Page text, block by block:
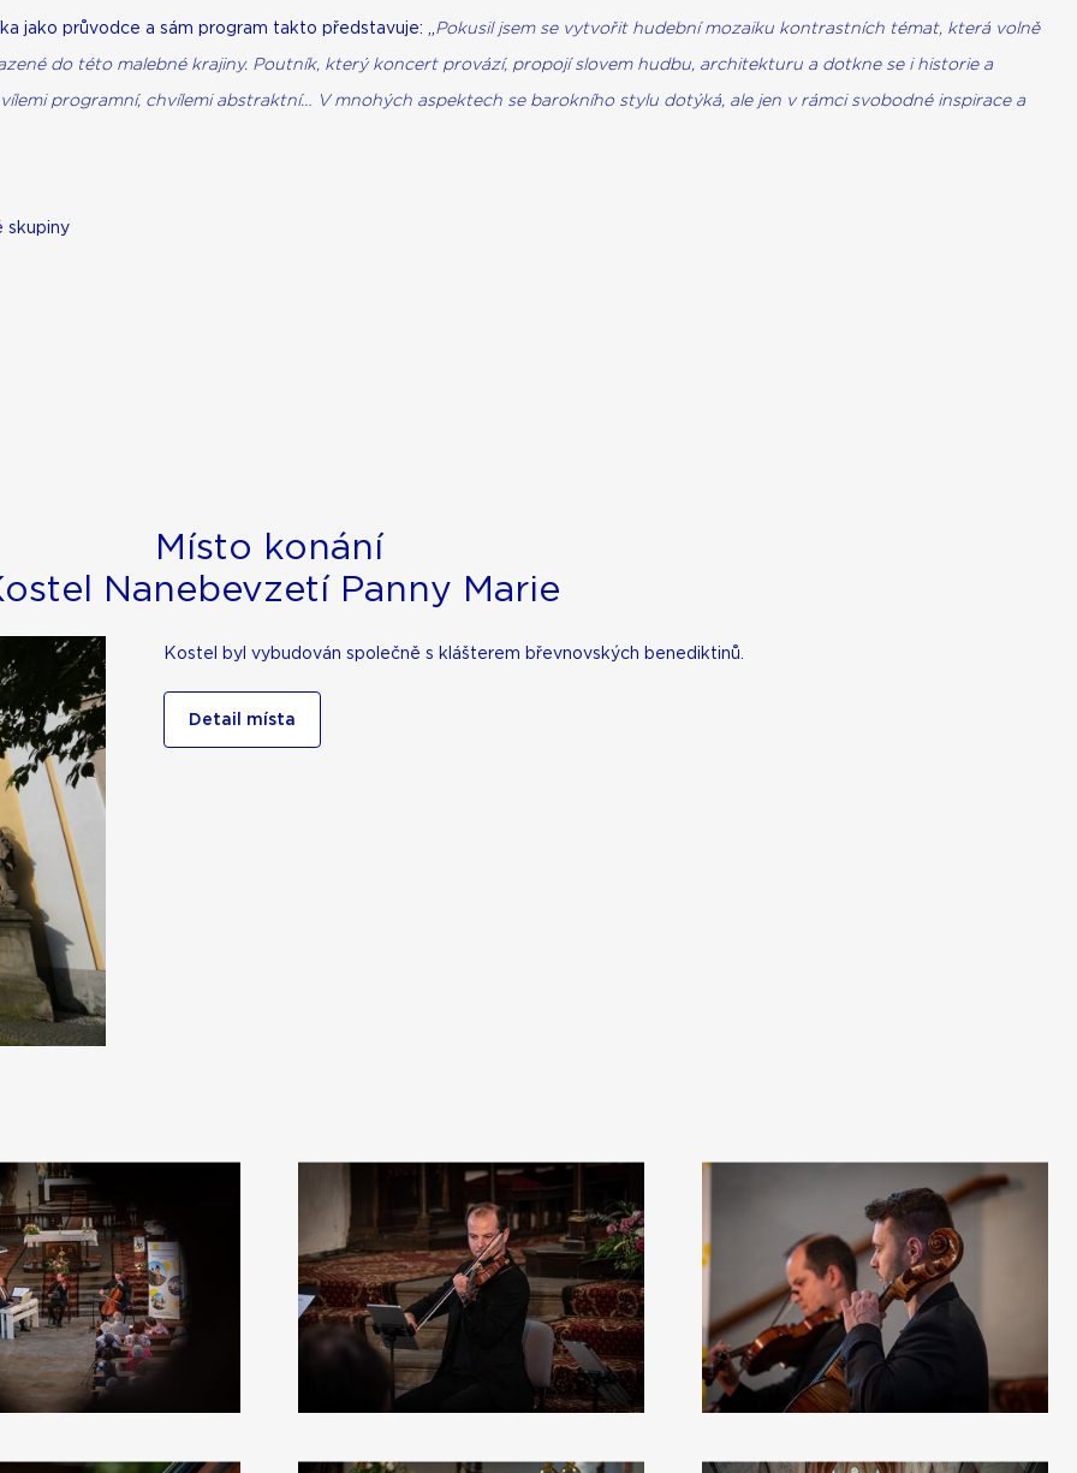
jako průvodce a sám program takto představuje: „Pokusil jsem se vytvořit hudební mozaiku kontrastních témat, která volně
do této malebné krajiny. Poutník, který koncert provází, propojí slovem hudbu, architekturu a dotkne se i historie a
programní, chvílemi abstraktní… V mnohých aspektech se barokního stylu dotýká, ale jen v rámci svobodné inspirace a
skupiny
Místo konání
Nanebevzetí Panny Marie
Kostel byl vybudován společně s klášterem břevnovských benediktinů.
Detail místa